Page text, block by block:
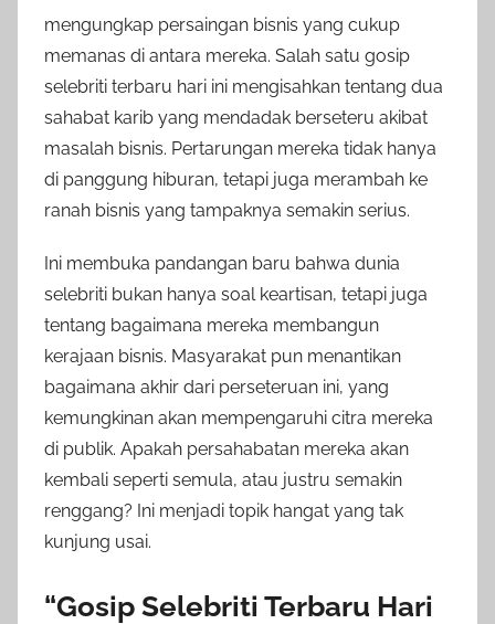
mengungkap persaingan bisnis yang cukup
memanas di antara mereka. Salah satu gosip
selebriti terbaru hari ini mengisahkan tentang dua
sahabat karib yang mendadak berseteru akibat
masalah bisnis. Pertarungan mereka tidak hanya
di panggung hiburan, tetapi juga merambah ke
ranah bisnis yang tampaknya semakin serius.
Ini membuka pandangan baru bahwa dunia
selebriti bukan hanya soal keartisan, tetapi juga
tentang bagaimana mereka membangun
kerajaan bisnis. Masyarakat pun menantikan
bagaimana akhir dari perseteruan ini, yang
kemungkinan akan mempengaruhi citra mereka
di publik. Apakah persahabatan mereka akan
kembali seperti semula, atau justru semakin
renggang? Ini menjadi topik hangat yang tak
kunjung usai.
“Gosip Selebriti Terbaru Hari